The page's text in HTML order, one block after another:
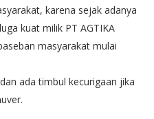
karena sejak adanya
kuat milik PT AGTIKA
masyarakat mulai
ada timbul kecurigaan jika